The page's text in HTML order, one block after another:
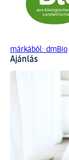
márkából: dmBio
Ajánlás